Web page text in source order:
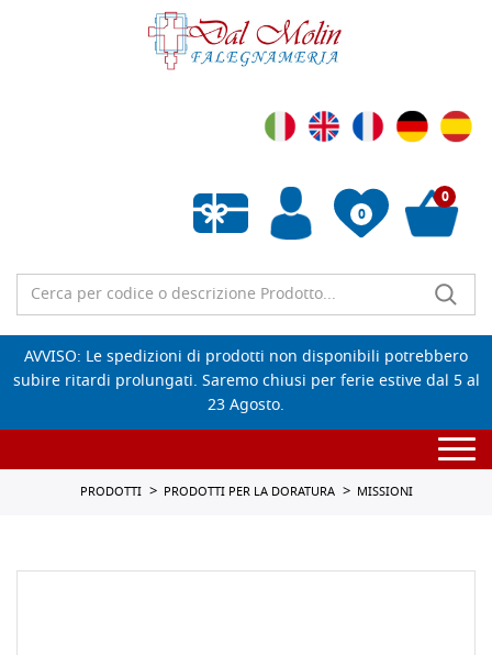
0
Wishlist vuota
0
AVVISO: Le spedizioni di prodotti non disponibili potrebbero
subire ritardi prolungati. Saremo chiusi per ferie estive dal 5 al
23 Agosto.
PRODOTTI PRODOTTI PER LA DORATURA MISSIONI